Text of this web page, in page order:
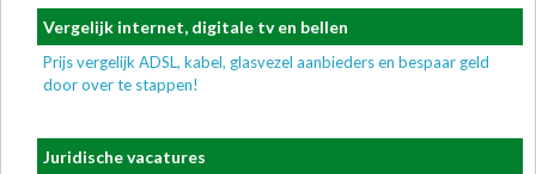
Vergelijk internet, digitale tv en bellen
Prijs vergelijk ADSL, kabel, glasvezel aanbieders en bespaar geld
door over te stappen!
Juridische vacatures